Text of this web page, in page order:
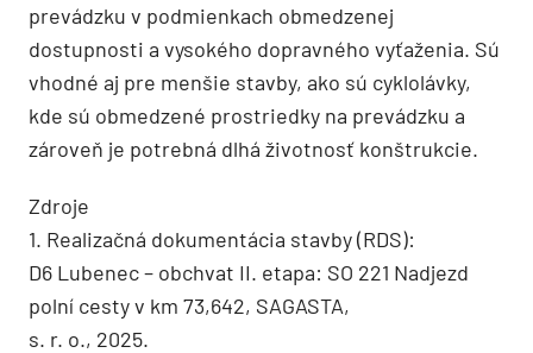
prevádzku v podmienkach obmedzenej
dostupnosti a vysokého dopravného vyťaženia. Sú
vhodné aj pre menšie stavby, ako sú cyklolávky,
kde sú obmedzené prostriedky na prevádzku a
zároveň je potrebná dlhá životnosť konštrukcie.
Zdroje
1. Realizačná dokumentácia stavby (RDS):
D6 Lubenec – obchvat II. etapa: SO 221 Nadjezd
polní cesty v km 73,642, SAGASTA,
s. r. o., 2025.